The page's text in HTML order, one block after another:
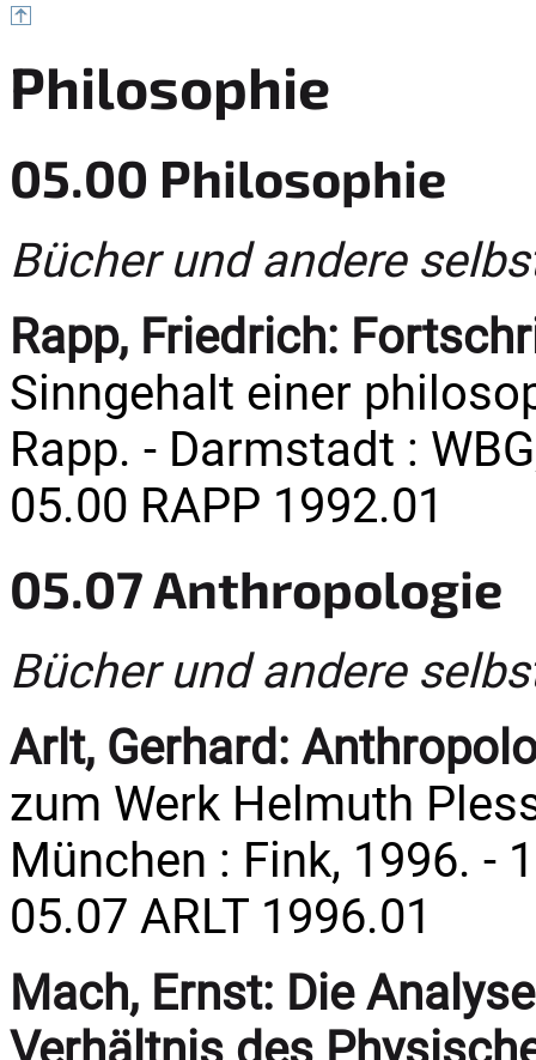
Philosophie
05.00 Philosophie
Bücher und andere
Rapp, Friedrich:
Sinngehalt einer
Rapp. - Darmstadt :
05.00 RAPP 1992.01
05.07 Anthropologie
Bücher und andere
Arlt, Gerhard:
zum Werk Helmuth
München : Fink, 1996. -
05.07 ARLT 1996.01
Mach, Ernst: Die